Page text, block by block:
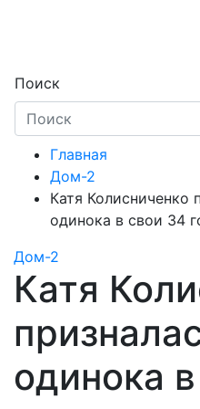
Секреты
Новости, истории
Поиск
Главная
Дом-2
Катя Колисниченко
одинока в свои 34
Дом-2
Катя
одинока